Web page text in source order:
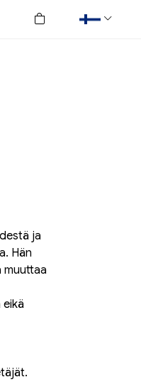
0
tuotetta ostoskorissa
ja
Hän
muuttaa